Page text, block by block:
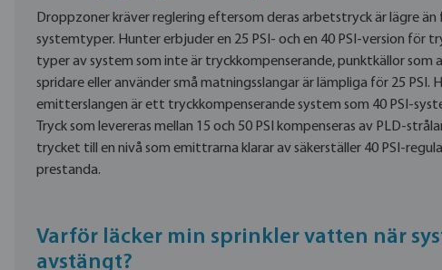
Droppzoner kräver reglering eftersom deras arbetstryck är lägre än
systemtyper. Hunter erbjuder en 25 PSI- och en 40 PSI-version för
typer av system som inte är tryckkompenserande, punktkällor som
spridare eller använder små matningsslangar är lämpliga för 25 PSI.
emitterslangen är ett tryckkompenserande system som 40 PSI-
Tryck som levereras mellan 15 och 50 PSI kompenseras av PLD-
trycket till en nivå som emittrarna klarar av säkerställer 40 PSI-
prestanda.
Varför läcker min sprinkler vatten när
avstängt?